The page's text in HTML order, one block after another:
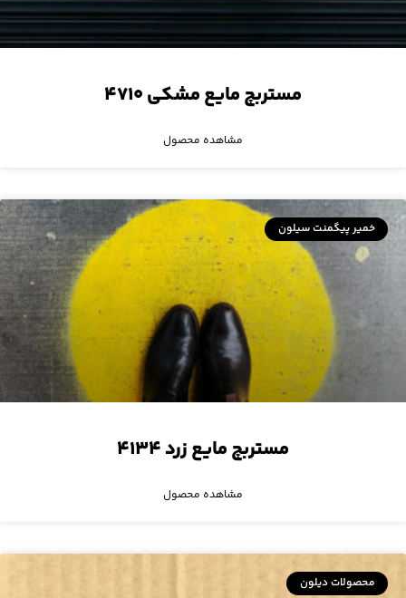
مستربچ مایع مشکی ۴۷۱۰
مشاهده محصول
خمیر پیگمنت سیلون
مستربچ مایع زرد ۴۱۳۴
مشاهده محصول
محصولات دیلون